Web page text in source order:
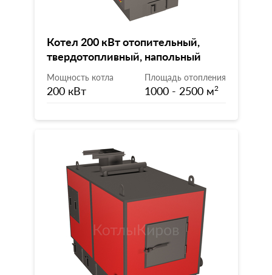
Котел 200 кВт отопительный,
твердотопливный, напольный
Мощность котла
200 кВт
Площадь отопления
1000 - 2500 м2